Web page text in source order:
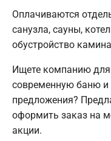
Оплачиваются
санузла, сауны,
обустройство
Ищете компанию для
современную баню
предложения?
оформить заказ на
акции.